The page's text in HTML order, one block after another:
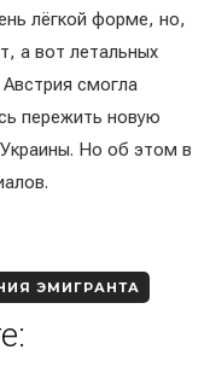
лёгкой форме, но,
а вот летальных
смогла
пережить новую
Но об этом в
ЭМИГРАНТА